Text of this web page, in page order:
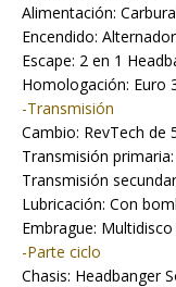
Alimentación:
Encendido:
Escape: 2 en 1
Homologación: Euro
-Transmisión
Cambio: RevTech de
Transmisión
Transmisión
Lubricación: Con
Embrague:
-Parte ciclo
Chasis: Headbanger